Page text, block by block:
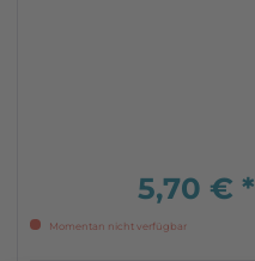
5,70 € *
Momentan nicht verfügbar